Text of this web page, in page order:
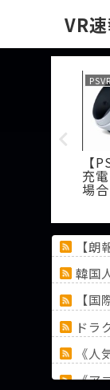
VR
【
充
場
【
韓国
【
ドラ
《
《ア